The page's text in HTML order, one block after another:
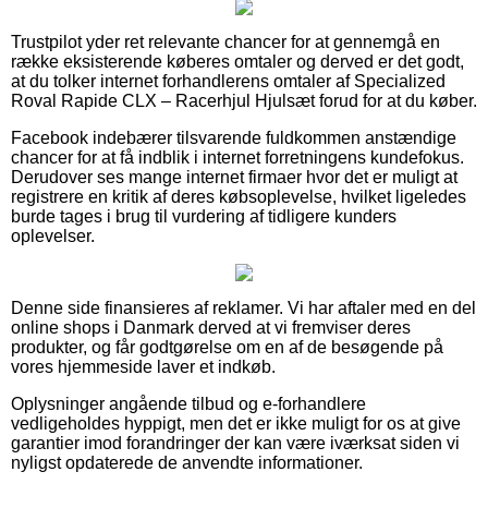
Trustpilot yder ret relevante chancer for at gennemgå en
række eksisterende køberes omtaler og derved er det godt,
at du tolker internet forhandlerens omtaler af Specialized
Roval Rapide CLX – Racerhjul Hjulsæt forud for at du køber.
Facebook indebærer tilsvarende fuldkommen anstændige
chancer for at få indblik i internet forretningens kundefokus.
Derudover ses mange internet firmaer hvor det er muligt at
registrere en kritik af deres købsoplevelse, hvilket ligeledes
burde tages i brug til vurdering af tidligere kunders
oplevelser.
Denne side finansieres af reklamer. Vi har aftaler med en del
online shops i Danmark derved at vi fremviser deres
produkter, og får godtgørelse om en af de besøgende på
vores hjemmeside laver et indkøb.
Oplysninger angående tilbud og e-forhandlere
vedligeholdes hyppigt, men det er ikke muligt for os at give
garantier imod forandringer der kan være iværksat siden vi
nyligst opdaterede de anvendte informationer.